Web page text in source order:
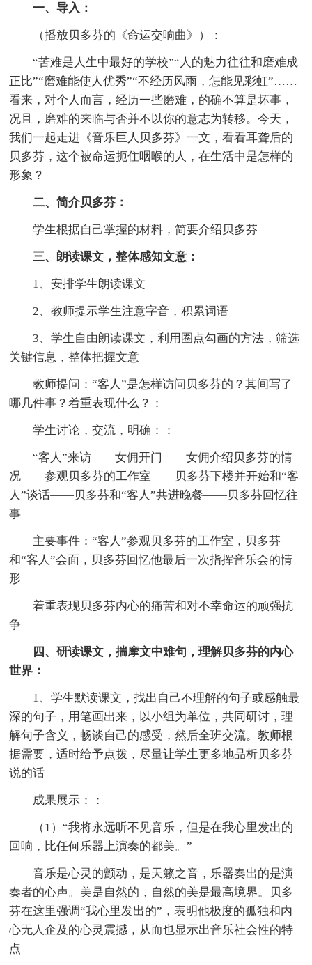
一、导入：
（播放贝多芬的《命运交响曲》）：
“苦难是人生中最好的学校”“人的魅力往往和磨难成
正比”“磨难能使人优秀”“不经历风雨，怎能见彩虹”……
看来，对个人而言，经历一些磨难，的确不算是坏事，
况且，磨难的来临与否并不以你的意志为转移。今天，
我们一起走进《音乐巨人贝多芬》一文，看看耳聋后的
贝多芬，这个被命运扼住咽喉的人，在生活中是怎样的
形象？
二、简介贝多芬：
学生根据自己掌握的材料，简要介绍贝多芬
三、朗读课文，整体感知文意：
1、安排学生朗读课文
2、教师提示学生注意字音，积累词语
3、学生自由朗读课文，利用圈点勾画的方法，筛选
关键信息，整体把握文意
教师提问：“客人”是怎样访问贝多芬的？其间写了
哪几件事？着重表现什么？：
学生讨论，交流，明确：：
“客人”来访——女佣开门——女佣介绍贝多芬的情
况——参观贝多芬的工作室——贝多芬下楼并开始和“客
人”谈话——贝多芬和“客人”共进晚餐——贝多芬回忆往
事
主要事件：“客人”参观贝多芬的工作室，贝多芬
和“客人”会面，贝多芬回忆他最后一次指挥音乐会的情
形
着重表现贝多芬内心的痛苦和对不幸命运的顽强抗
争
四、研读课文，揣摩文中难句，理解贝多芬的内心
世界：
1、学生默读课文，找出自己不理解的句子或感触最
深的句子，用笔画出来，以小组为单位，共同研讨，理
解句子含义，畅谈自己的感受，然后全班交流。教师根
据需要，适时给予点拨，尽量让学生更多地品析贝多芬
说的话
成果展示：：
（1）“我将永远听不见音乐，但是在我心里发出的
回响，比任何乐器上演奏的都美。”
音乐是心灵的颤动，是天籁之音，乐器奏出的是演
奏者的心声。美是自然的，自然的美是最高境界。贝多
芬在这里强调“我心里发出的”，表明他极度的孤独和内
心无人企及的心灵震撼，从而也显示出音乐社会性的特
点